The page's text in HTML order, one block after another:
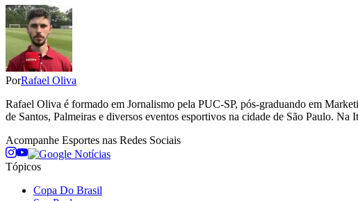
PorRafael Oliva
Rafael Oliva é formado em Jornalismo pela PUC-SP, pós-graduando em
de Santos, Palmeiras e diversos eventos esportivos na cidade de São Paulo.
Acompanhe Esportes nas Redes Sociais
Tópicos
Copa Do Brasil